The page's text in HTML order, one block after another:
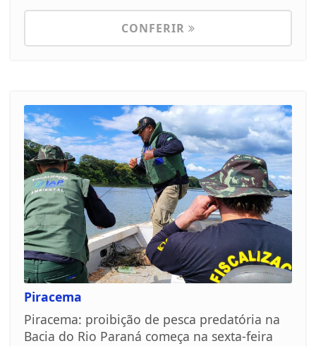
CONFERIR
Piracema
Piracema: proibição de pesca predatória na
Bacia do Rio Paraná começa na sexta-feira